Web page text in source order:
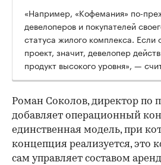
«Например, «Кофемания» по-
девелоперов и покупателей
статуса жилого комплекса. Если
проект, значит, девелопер
продукт высокого уровня», —
Роман Соколов, директор по
добавляет операционный
единственная модель, при
концепция реализуется, это
сам управляет составом